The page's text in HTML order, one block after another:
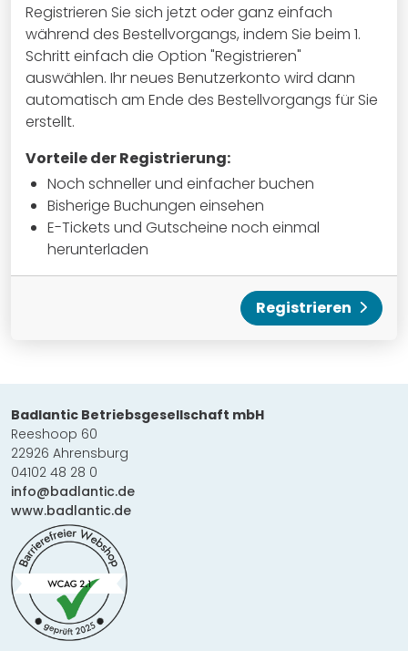
Registrieren Sie sich jetzt oder ganz einfach
während des Bestellvorgangs, indem Sie beim 1.
Schritt einfach die Option "Registrieren"
auswählen. Ihr neues Benutzerkonto wird dann
automatisch am Ende des Bestellvorgangs für Sie
erstellt.
Vorteile der Registrierung:
Noch schneller und einfacher buchen
Bisherige Buchungen einsehen
E-Tickets und Gutscheine noch einmal
herunterladen
Registrieren
Badlantic Betriebsgesellschaft mbH
Reeshoop 60
22926 Ahrensburg
04102 48 28 0
info@badlantic.de
www.badlantic.de